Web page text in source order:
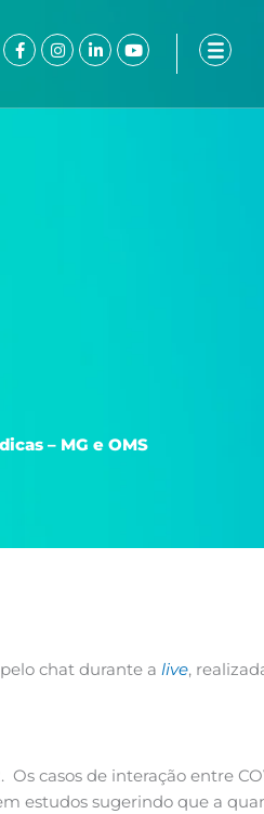
Facebook-
f
Instagram
Linkedin-
in
Youtube
– MG e OMS
chat durante a live,
casos de interação entre
estudos sugerindo que a